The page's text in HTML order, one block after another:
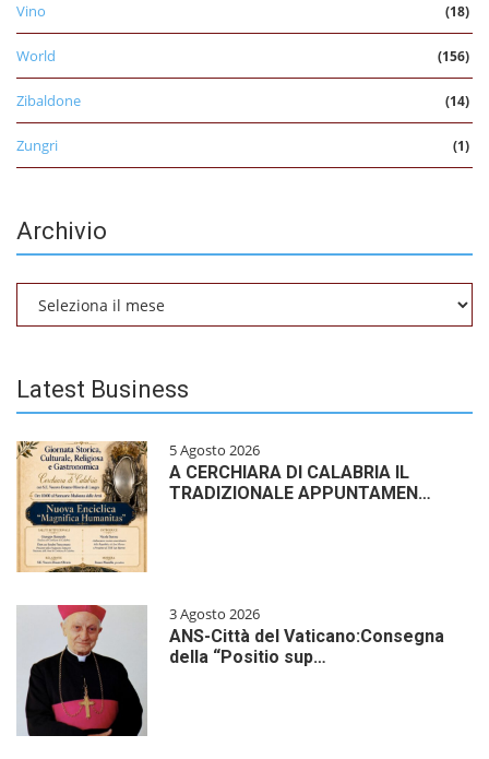
Vino (18)
World (156)
Zibaldone (14)
Zungri (1)
Archivio
Latest Business
5 Agosto 2026
A CERCHIARA DI CALABRIA IL
TRADIZIONALE APPUNTAMEN…
3 Agosto 2026
ANS-Città del Vaticano:Consegna
della “Positio sup…